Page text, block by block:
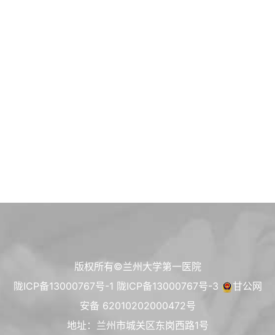
版权所有©兰州大学第一医院
陇ICP备13000767号-1 陇ICP备13000767号-3
甘公网
安备 62010202000472号
地址：兰州市城关区东岗西路1号